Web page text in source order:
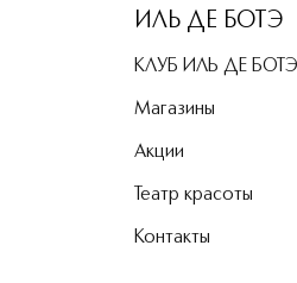
ИЛЬ ДЕ БОТЭ
КЛУБ ИЛЬ ДЕ БОТЭ
Магазины
Акции
Театр красоты
Контакты